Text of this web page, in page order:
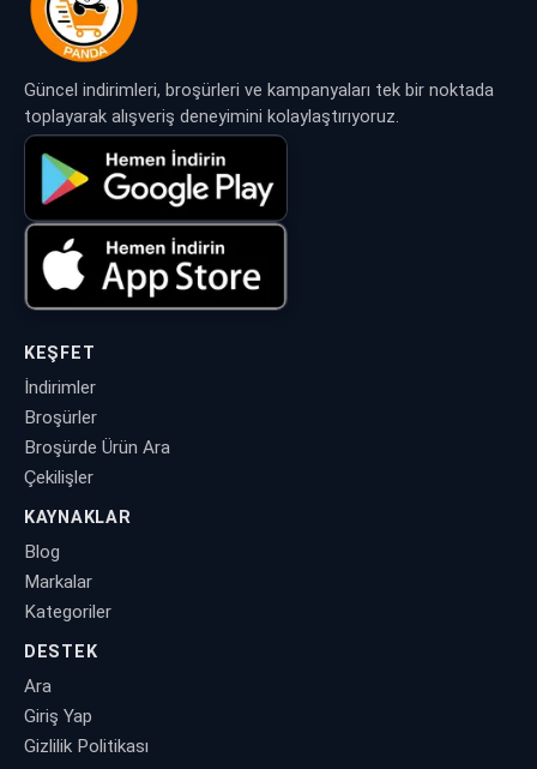
Güncel indirimleri, broşürleri ve kampanyaları tek bir noktada
toplayarak alışveriş deneyimini kolaylaştırıyoruz.
KEŞFET
İndirimler
Broşürler
Broşürde Ürün Ara
Çekilişler
KAYNAKLAR
Blog
Markalar
Kategoriler
DESTEK
Ara
Giriş Yap
Gizlilik Politikası